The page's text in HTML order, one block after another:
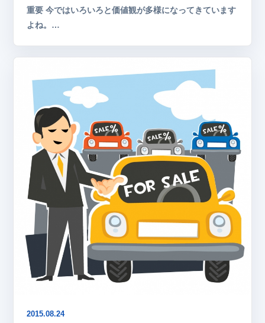
重要 今ではいろいろと価値観が多様になってきています
よね。…
2015.08.24